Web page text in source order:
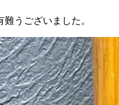
うございました。